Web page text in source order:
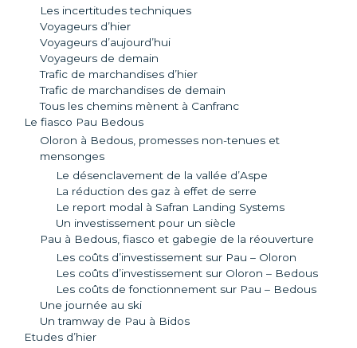
Les incertitudes techniques
Voyageurs d’hier
Voyageurs d’aujourd’hui
Voyageurs de demain
Trafic de marchandises d’hier
Trafic de marchandises de demain
Tous les chemins mènent à Canfranc
Le fiasco Pau Bedous
Oloron à Bedous, promesses non-tenues et
mensonges
Le désenclavement de la vallée d’Aspe
La réduction des gaz à effet de serre
Le report modal à Safran Landing Systems
Un investissement pour un siècle
Pau à Bedous, fiasco et gabegie de la réouverture
Les coûts d’investissement sur Pau – Oloron
Les coûts d’investissement sur Oloron – Bedous
Les coûts de fonctionnement sur Pau – Bedous
Une journée au ski
Un tramway de Pau à Bidos
Etudes d’hier